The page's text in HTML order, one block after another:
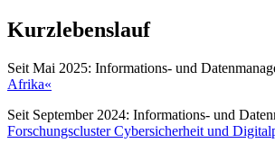
Kurzlebenslauf
Seit Mai 2025: Informations- und
Afrika«
Seit September 2024: Informations- und
Forschungscluster Cybersicherheit und